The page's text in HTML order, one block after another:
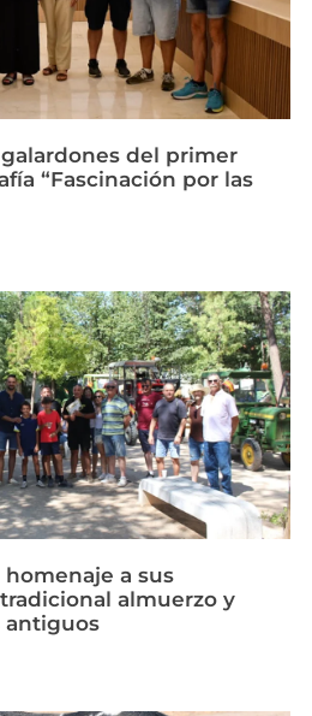
del primer
“Fascinación por las
a sus
almuerzo y
antiguos